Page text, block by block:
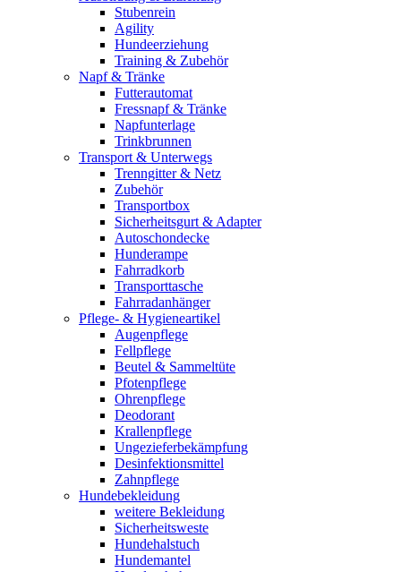
Stubenrein
Agility
Hundeerziehung
Training & Zubehör
Napf & Tränke
Futterautomat
Fressnapf & Tränke
Napfunterlage
Trinkbrunnen
Transport & Unterwegs
Trenngitter & Netz
Zubehör
Transportbox
Sicherheitsgurt & Adapter
Autoschondecke
Hunderampe
Fahrradkorb
Transporttasche
Fahrradanhänger
Pflege- & Hygieneartikel
Augenpflege
Fellpflege
Beutel & Sammeltüte
Pfotenpflege
Ohrenpflege
Deodorant
Krallenpflege
Ungezieferbekämpfung
Desinfektionsmittel
Zahnpflege
Hundebekleidung
weitere Bekleidung
Sicherheitsweste
Hundehalstuch
Hundemantel